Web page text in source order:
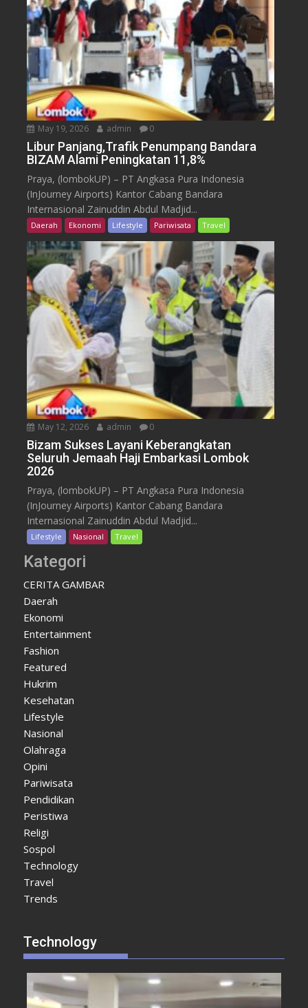
May 19, 2026 admin 0
Libur Panjang,Trafik Penumpang Bandara
BIZAM Alami Peningkatan 11,8%
Praya, (lombokUP) – PT Angkasa Pura Indonesia
(InJourney Airports) Kantor Cabang Bandara
Internasional Zainuddin Abdul Madjid...
Daerah Ekonomi Lifestyle Pariwisata Travel
May 12, 2026 admin 0
Bizam Sukses Layani Keberangkatan
Seluruh Jemaah Haji Embarkasi Lombok
2026
Praya, (lombokUP) – PT Angkasa Pura Indonesia
(InJourney Airports) Kantor Cabang Bandara
Internasional Zainuddin Abdul Madjid...
Lifestyle Nasional Travel
Kategori
CERITA GAMBAR
Daerah
Ekonomi
Entertainment
Fashion
Featured
Hukrim
Kesehatan
Lifestyle
Nasional
Olahraga
Opini
Pariwisata
Pendidikan
Peristiwa
Religi
Sospol
Technology
Travel
Trends
Technology